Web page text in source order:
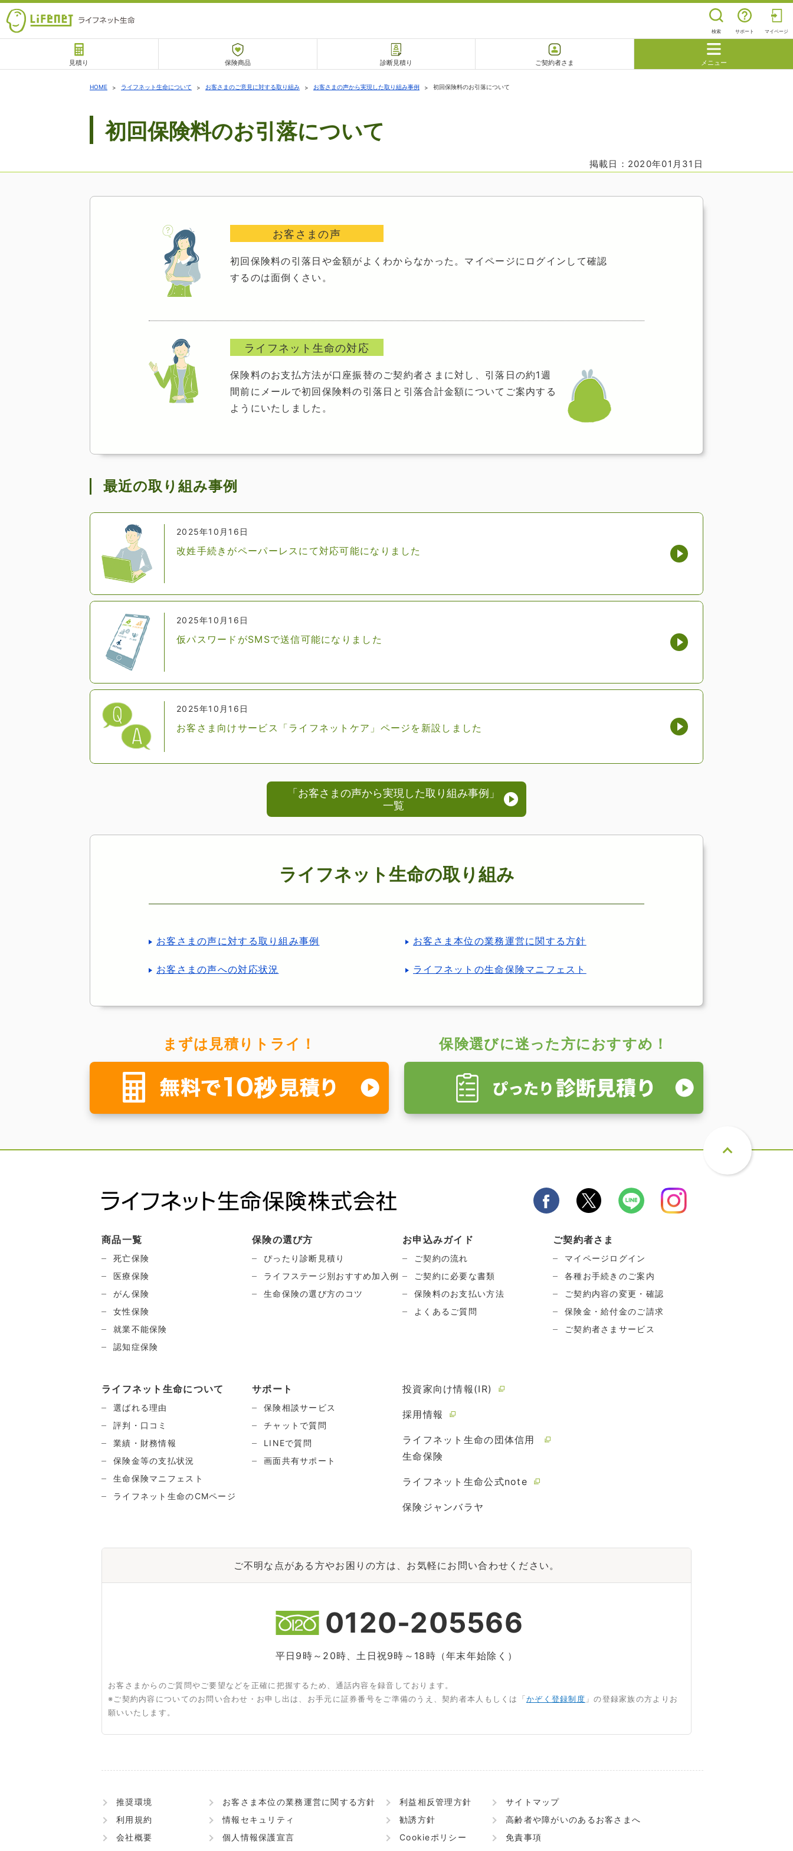
検索 サポート マイページ
見積り 保険商品 診断見積り ご契約者さま メニュー
チャットサポート
HOME ライフネット生命について お客さまのご意見に対する取り組み お客さまの声から実現した取り組み事例 初回保険料のお引落について
初回保険料のお引落について
掲載日：2020年01月31日
お客さまの声
初回保険料の引落日や金額がよくわからなかった。マイページにログインして確認
するのは面倒くさい。
ライフネット生命の対応
保険料のお支払方法が口座振替のご契約者さまに対し、引落日の約1週
間前にメールで初回保険料の引落日と引落合計金額についてご案内する
ようにいたしました。
最近の取り組み事例
2025年10月16日
改姓手続きがペーパーレスにて対応可能になりました
2025年10月16日
仮パスワードがSMSで送信可能になりました
2025年10月16日
お客さま向けサービス「ライフネットケア」ページを新設しました
「お客さまの声から実現した取り組み事例」
一覧
ライフネット生命の取り組み
お客さまの声に対する取り組み事例 お客さま本位の業務運営に関する方針
お客さまの声への対応状況 ライフネットの生命保険マニフェスト
まずは見積りトライ！ 保険選びに迷った方におすすめ！
商品一覧
死亡保険
医療保険
がん保険
女性保険
就業不能保険
認知症保険
保険の選び方
ぴったり診断見積り
ライフステージ別おすすめ加入例
生命保険の選び方のコツ
お申込みガイド
ご契約の流れ
ご契約に必要な書類
保険料のお支払い方法
よくあるご質問
ご契約者さま
マイページログイン
各種お手続きのご案内
ご契約内容の変更・確認
保険金・給付金のご請求
ご契約者さまサービス
ライフネット生命について
選ばれる理由
評判・口コミ
業績・財務情報
保険金等の支払状況
生命保険マニフェスト
ライフネット生命のCMページ
サポート
保険相談サービス
チャットで質問
LINEで質問
画面共有サポート
投資家向け情報(IR)
採用情報
ライフネット生命の団体信用
生命保険
ライフネット生命公式note
保険ジャンバラヤ
ご不明な点がある方やお困りの方は、お気軽にお問い合わせください。
0120-205566
平日9時～20時、土日祝9時～18時（年末年始除く）
お客さまからのご質問やご要望などを正確に把握するため、通話内容を録音しております。
※ご契約内容についてのお問い合わせ・お申し出は、お手元に証券番号をご準備のうえ、契約者本人もしくは「かぞく登録制度 」の登録家族の方よりお
願いいたします。
推奨環境 お客さま本位の業務運営に関する方針 利益相反管理方針
サイトマップ
利用規約
情報セキュリティ 勧誘方針
高齢者や障がいのあるお客さまへ
会社概要
個人情報保護宣言 Cookieポリシー
免責事項